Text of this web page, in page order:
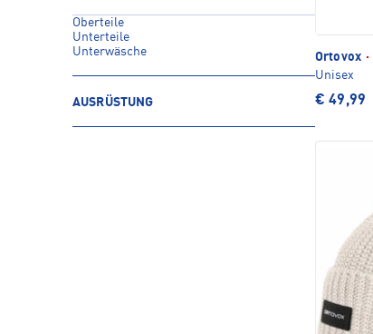
Oberteile
Unterteile
Unterwäsche
AUSRÜSTUNG
Ortovox ·
Unisex
€ 49,99